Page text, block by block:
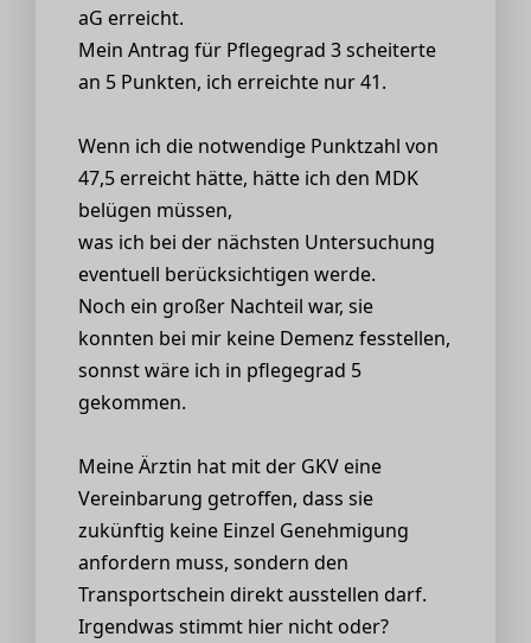
aG erreicht.
Mein Antrag für Pflegegrad 3 scheiterte
an 5 Punkten, ich erreichte nur 41.
Wenn ich die notwendige Punktzahl von
47,5 erreicht hätte, hätte ich den MDK
belügen müssen,
was ich bei der nächsten Untersuchung
eventuell berücksichtigen werde.
Noch ein großer Nachteil war, sie
konnten bei mir keine Demenz fesstellen,
sonnst wäre ich in pflegegrad 5
gekommen.
Meine Ärztin hat mit der GKV eine
Vereinbarung getroffen, dass sie
zukünftig keine Einzel Genehmigung
anfordern muss, sondern den
Transportschein direkt ausstellen darf.
Irgendwas stimmt hier nicht oder?